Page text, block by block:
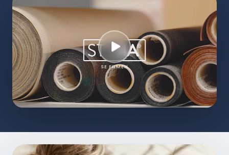
SE FILMEN